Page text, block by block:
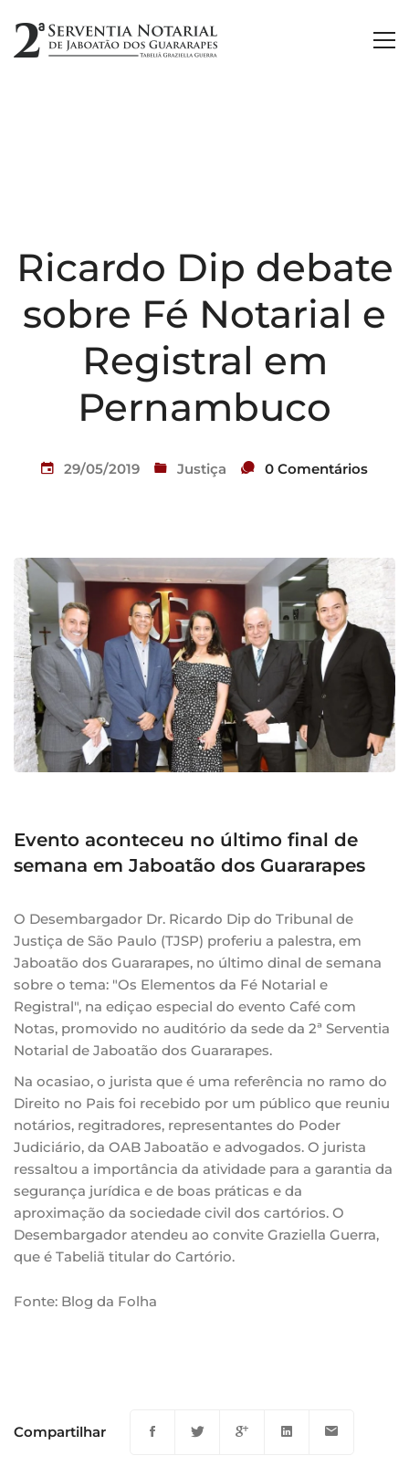
Ricardo Dip debate
sobre Fé Notarial e
Registral em
Pernambuco
29/05/2019 Justiça 0 Comentários
Evento aconteceu no último final de
semana em Jaboatão dos Guararapes
O Desembargador Dr. Ricardo Dip do Tribunal de
Justiça de São Paulo (TJSP) proferiu a palestra, em
Jaboatão dos Guararapes, no último dinal de semana
sobre o tema: "Os Elementos da Fé Notarial e
Registral", na ediçao especial do evento Café com
Notas, promovido no auditório da sede da 2ª Serventia
Notarial de Jaboatão dos Guararapes.
Na ocasiao, o jurista que é uma referência no ramo do
Direito no Pais foi recebido por um público que reuniu
notários, regitradores, representantes do Poder
Judiciário, da OAB Jaboatão e advogados. O jurista
ressaltou a importância da atividade para a garantia da
segurança jurídica e de boas práticas e da
aproximação da sociedade civil dos cartórios. O
Desembargador atendeu ao convite Graziella Guerra,
que é Tabeliã titular do Cartório.
Fonte: Blog da Folha
Compartilhar